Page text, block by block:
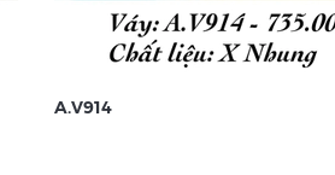
A.V914